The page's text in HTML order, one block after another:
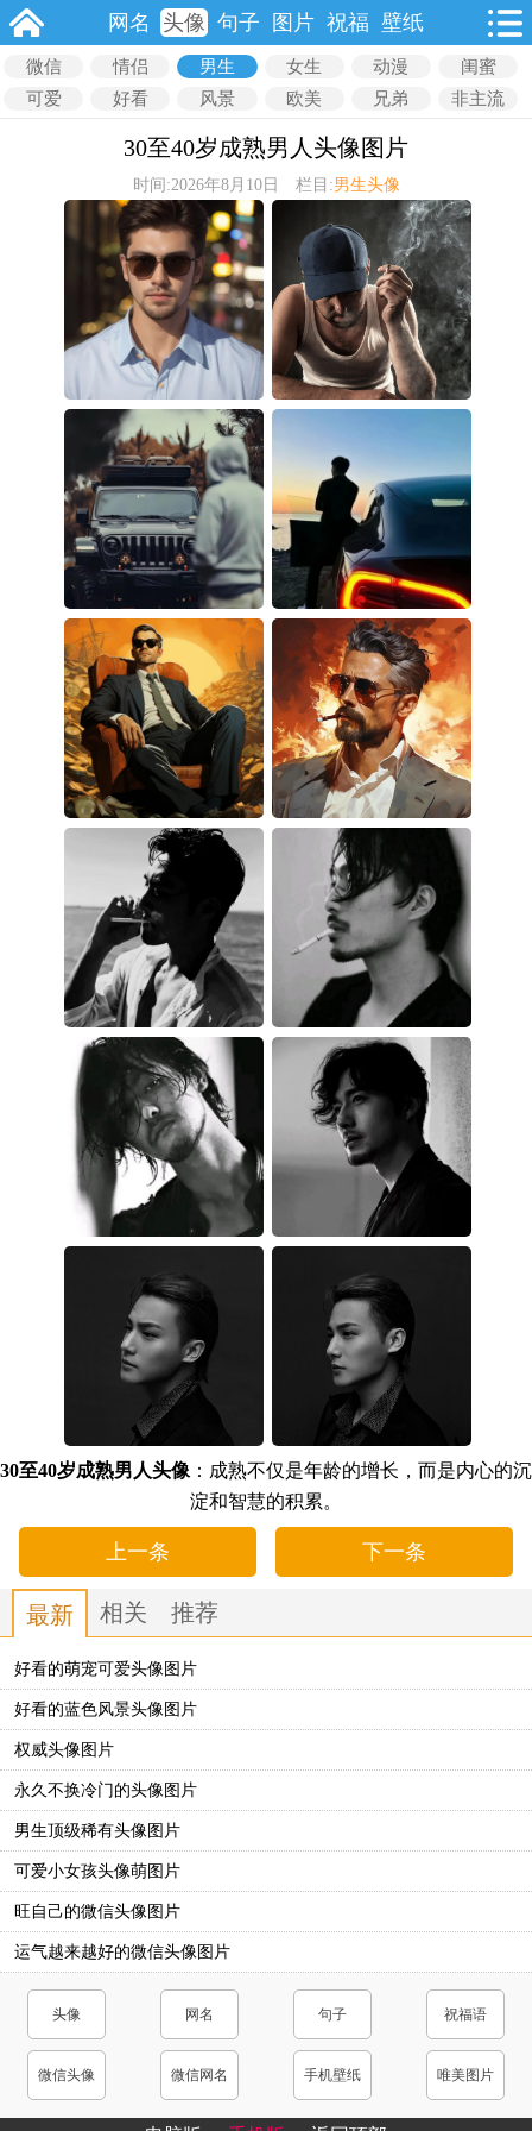
网名 头像 句子 图片 祝福 壁纸
微信 情侣 男生 女生 动漫
闺蜜
可爱
好看 风景 欧美 兄弟 非主流
30至40岁成熟男人头像图片
时间:2026年8月10日 栏目:男生头像
30至40岁成熟男人头像 ：成熟不仅是年龄的增长，而是内心的沉
淀和智慧的积累。
上一条 下一条
最新 相关 推荐
好看的萌宠可爱头像图片
好看的蓝色风景头像图片
权威头像图片
永久不换冷门的头像图片
男生顶级稀有头像图片
可爱小女孩头像萌图片
旺自己的微信头像图片
运气越来越好的微信头像图片
头像 网名 句子 祝福语
微信头像 微信网名 手机壁纸 唯美图片